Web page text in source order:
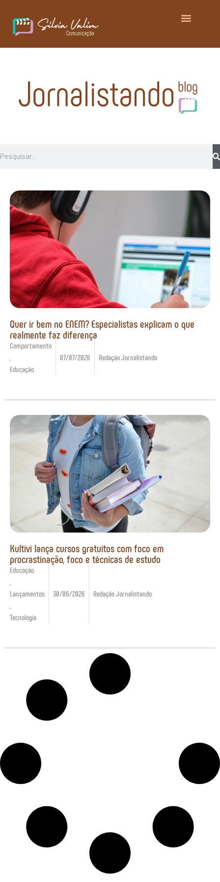
Quer ir bem no ENEM? Especialistas explicam o que
realmente faz diferença
Comportamento
Educação
07/07/2026 Redação Jornalistando
Kultivi lança cursos gratuitos com foco em
procrastinação, foco e técnicas de estudo
Educação
Lançamentos
Tecnologia
30/06/2026 Redação Jornalistando